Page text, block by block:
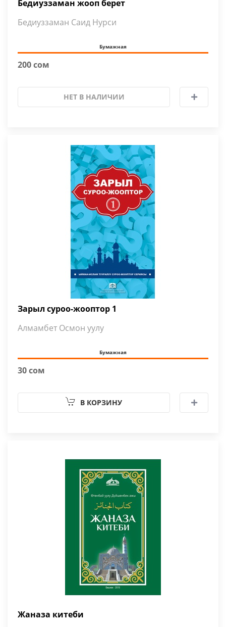
Бедиуззаман жооп берет
Бедиуззаман Саид Нурси
Бумажная
200 сом
НЕТ В НАЛИЧИИ
Зарыл суроо-жооптор 1
Алмамбет Осмон уулу
Бумажная
30 сом
В КОРЗИНУ
Жаназа китеби